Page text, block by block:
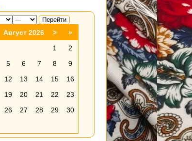
Август 2026 >
»
1
2
5 6 7 8
9
12 13 14 15
16
19 20 21 22
23
26 27 28 29
30